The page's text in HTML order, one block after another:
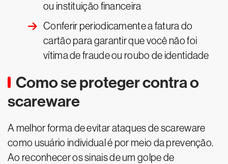
ou instituição financeira
Conferir periodicamente a fatura do
cartão para garantir que você não foi
vítima de fraude ou roubo de identidade
Como se proteger contra o
scareware
A melhor forma de evitar ataques de scareware
como usuário individual é por meio da prevenção.
Ao reconhecer os sinais de um golpe de